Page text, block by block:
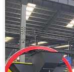
频
现
场
方
案
动